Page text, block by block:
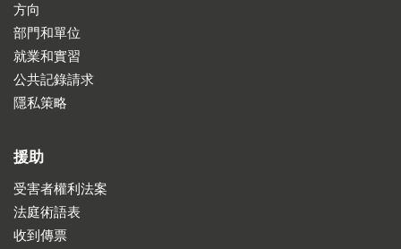
方向
部門和單位
就業和實習
公共記錄請求
隱私策略
援助
受害者權利法案
法庭術語表
收到傳票